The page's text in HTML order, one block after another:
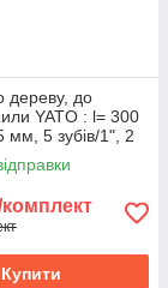
дереву, до
YATO : l= 300
5 зубів/1", 2
Купити